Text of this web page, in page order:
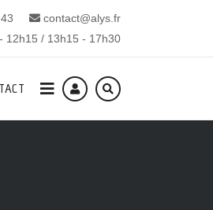
contact@alys.fr
12h15 / 13h15 - 17h30